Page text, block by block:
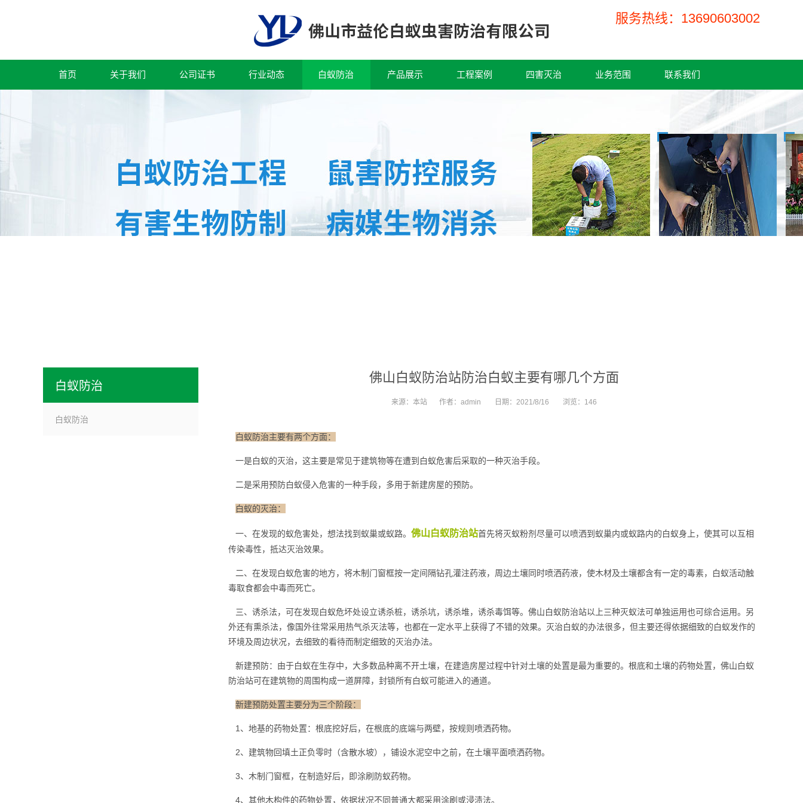
服务热线：13690603002
首页 关于我们 公司证书 行业动态 白蚁防治 产品展示 工程案例 四害灭治 业务范围 联系我们
佛山白蚁防治站防治白蚁主要有哪几个方面
来源： 本站 作者： admin 日期： 2021/8/16 浏览： 146
白蚁防治主要有两个方面：
一是白蚁的灭治，这主要是常见于建筑物等在遭到白蚁危害后采取的一种灭治手段。
二是采用预防白蚁侵入危害的一种手段，多用于新建房屋的预防。
白蚁的灭治：
一、在发现的蚁危害处，想法找到蚁巢或蚁路。 佛山白蚁防治站首先将灭蚁粉剂尽量可以喷洒到蚁巢内或蚁路内的白蚁身上，使其可以互相
传染毒性，抵达灭治效果。
二、在发现白蚁危害的地方，将木制门窗框按一定间隔钻孔灌注药液，周边土壤同时喷洒药液，使木材及土壤都含有一定的毒素，白蚁活动触
毒取食都会中毒而死亡。
三、诱杀法，可在发现白蚁危坏处设立诱杀桩，诱杀坑，诱杀堆，诱杀毒饵等。佛山白蚁防治站以上三种灭蚁法可单独运用也可综合运用。另
外还有熏杀法，像国外往常采用热气杀灭法等，也都在一定水平上获得了不错的效果。灭治白蚁的办法很多，但主要还得依据细致的白蚁发作的
环境及周边状况，去细致的看待而制定细致的灭治办法。
新建预防：由于白蚁在生存中，大多数品种离不开土壤，在建造房屋过程中针对土壤的处置是最为重要的。根底和土壤的药物处置，佛山白蚁
防治站可在建筑物的周围构成一道屏障，封锁所有白蚁可能进入的通道。
新建预防处置主要分为三个阶段：
1、地基的药物处置：根底挖好后，在根底的底端与两壁，按规则喷洒药物。
2、建筑物回填土正负零时（含散水坡），铺设水泥空中之前，在土壤平面喷洒药物。
3、木制门窗框，在制造好后，即涂刷防蚁药物。
4、其他木构件的药物处置，依据状况不同普通大都采用涂刷或浸渍法。
白蚁防治
白蚁防治